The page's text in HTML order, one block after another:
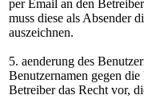
per Email an den
muss diese als Absender
auszeichnen.
5. aenderung des
Benutzernamen gegen
Betreiber das Recht vor,